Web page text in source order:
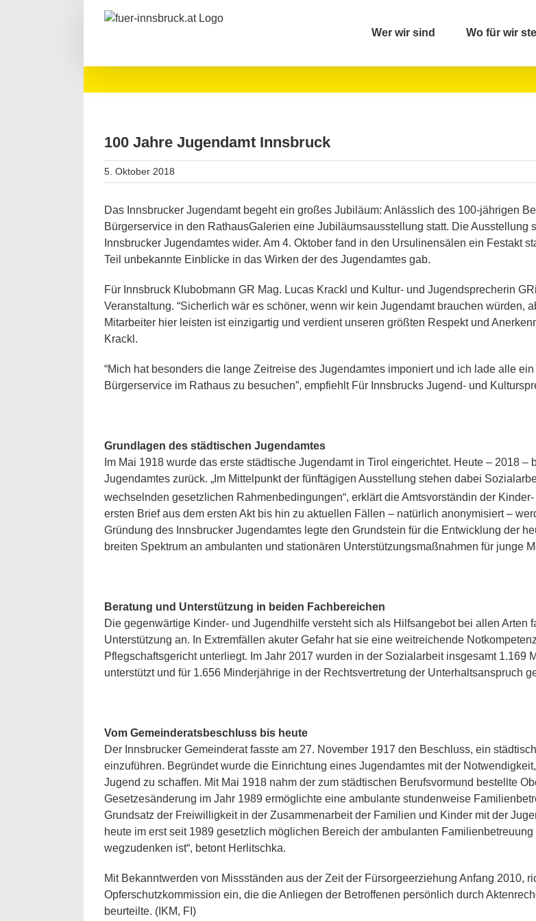
Wer wir sind Wo für wir
100 Jahre Jugendamt Innsbruck
5. Oktober 2018
Das Innsbrucker Jugendamt begeht ein großes Jubiläum: Anlässlich des 100-jährigen
Bürgerservice in den RathausGalerien eine Jubiläumsausstellung statt. Die Ausstellung
Innsbrucker Jugendamtes wider. Am 4. Oktober fand in den Ursulinensälen ein Festakt
Teil unbekannte Einblicke in das Wirken der des Jugendamtes gab.
Für Innsbruck Klubobmann GR Mag. Lucas Krackl und Kultur- und Jugendsprecherin
Veranstaltung. “Sicherlich wär es schöner, wenn wir kein Jugendamt brauchen würden,
Mitarbeiter hier leisten ist einzigartig und verdient unseren größten Respekt und
Krackl.
“Mich hat besonders die lange Zeitreise des Jugendamtes imponiert und ich lade alle
Bürgerservice im Rathaus zu besuchen”, empfiehlt Für Innsbrucks Jugend- und
Grundlagen des städtischen Jugendamtes
Im Mai 1918 wurde das erste städtische Jugendamt in Tirol eingerichtet. Heute – 2018
Jugendamtes zurück. „Im Mittelpunkt der fünftägigen Ausstellung stehen dabei
wechselnden gesetzlichen Rahmenbedingungen“, erklärt die Amtsvorständin der
ersten Brief aus dem ersten Akt bis hin zu aktuellen Fällen – natürlich anonymisiert –
Gründung des Innsbrucker Jugendamtes legte den Grundstein für die Entwicklung der
breiten Spektrum an ambulanten und stationären Unterstützungsmaßnahmen für junge
Beratung und Unterstützung in beiden Fachbereichen
Die gegenwärtige Kinder- und Jugendhilfe versteht sich als Hilfsangebot bei allen Arten
Unterstützung an. In Extremfällen akuter Gefahr hat sie eine weitreichende
Pflegschaftsgericht unterliegt. Im Jahr 2017 wurden in der Sozialarbeit insgesamt
unterstützt und für 1.656 Minderjährige in der Rechtsvertretung der Unterhaltsanspruch
Vom Gemeinderatsbeschluss bis heute
Der Innsbrucker Gemeinderat fasste am 27. November 1917 den Beschluss, ein
einzuführen. Begründet wurde die Einrichtung eines Jugendamtes mit der
Jugend zu schaffen. Mit Mai 1918 nahm der zum städtischen Berufsvormund bestellte
Gesetzesänderung im Jahr 1989 ermöglichte eine ambulante stundenweise
Grundsatz der Freiwilligkeit in der Zusammenarbeit der Familien und Kinder mit der
heute im erst seit 1989 gesetzlich möglichen Bereich der ambulanten
wegzudenken ist“, betont Herlitschka.
Mit Bekanntwerden von Missständen aus der Zeit der Fürsorgeerziehung Anfang 2010,
Opferschutzkommission ein, die die Anliegen der Betroffenen persönlich durch
beurteilte. (IKM, FI)